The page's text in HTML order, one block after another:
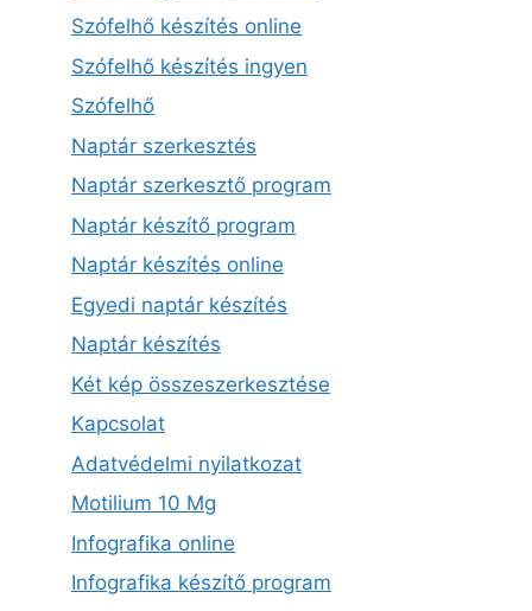
Szófelhő készítés online
Szófelhő készítés ingyen
Szófelhő
Naptár szerkesztés
Naptár szerkesztő program
Naptár készítő program
Naptár készítés online
Egyedi naptár készítés
Naptár készítés
Két kép összeszerkesztése
Kapcsolat
Adatvédelmi nyilatkozat
Motilium 10 Mg
Infografika online
Infografika készítő program